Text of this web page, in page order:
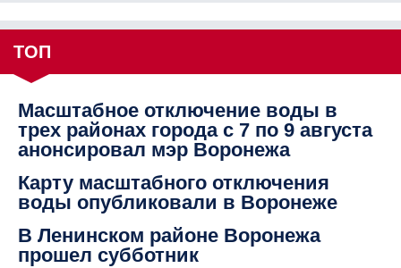
ТОП
Масштабное отключение воды в
трех районах города с 7 по 9 августа
анонсировал мэр Воронежа
Карту масштабного отключения
воды опубликовали в Воронеже
В Ленинском районе Воронежа
прошел субботник